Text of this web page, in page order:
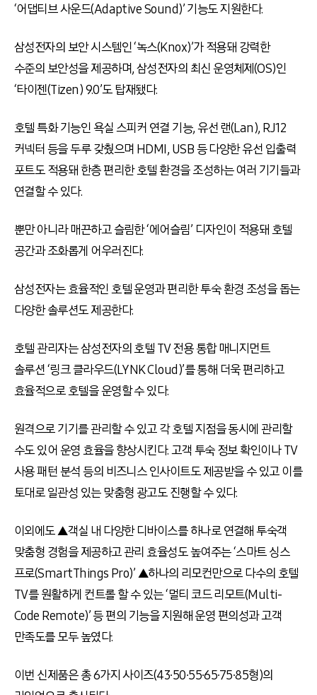
‘어댑티브 사운드(Adaptive Sound)’ 기능도 지원한다.
삼성전자의 보안 시스템인 ‘녹스(Knox)’가 적용돼 강력한
수준의 보안성을 제공하며, 삼성전자의 최신 운영체제(OS)인
‘타이젠(Tizen) 9.0’도 탑재됐다.
호텔 특화 기능인 욕실 스피커 연결 기능, 유선 랜(Lan), RJ12
커넥터 등을 두루 갖췄으며 HDMI, USB 등 다양한 유선 입출력
포트도 적용돼 한층 편리한 호텔 환경을 조성하는 여러 기기들과
연결할 수 있다.
뿐만 아니라 매끈하고 슬림한 ‘에어슬림’ 디자인이 적용돼 호텔
공간과 조화롭게 어우러진다.
삼성전자는 효율적인 호텔 운영과 편리한 투숙 환경 조성을 돕는
다양한 솔루션도 제공한다.
호텔 관리자는 삼성전자의 호텔 TV 전용 통합 매니지먼트
솔루션 ‘링크 클라우드(LYNK Cloud)’를 통해 더욱 편리하고
효율적으로 호텔을 운영할 수 있다.
원격으로 기기를 관리할 수 있고 각 호텔 지점을 동시에 관리할
수도 있어 운영 효율을 향상시킨다. 고객 투숙 정보 확인이나 TV
사용 패턴 분석 등의 비즈니스 인사이트도 제공받을 수 있고 이를
토대로 일관성 있는 맞춤형 광고도 진행할 수 있다.
이외에도 ▲객실 내 다양한 디바이스를 하나로 연결해 투숙객
맞춤형 경험을 제공하고 관리 효율성도 높여주는 ‘스마트 싱스
프로(SmartThings Pro)’ ▲하나의 리모컨만으로 다수의 호텔
TV를 원활하게 컨트롤 할 수 있는 ‘멀티 코드 리모트(Multi-
Code Remote)’ 등 편의 기능을 지원해 운영 편의성과 고객
만족도를 모두 높였다.
이번 신제품은 총 6가지 사이즈(43∙50∙55∙65∙75∙85형)의